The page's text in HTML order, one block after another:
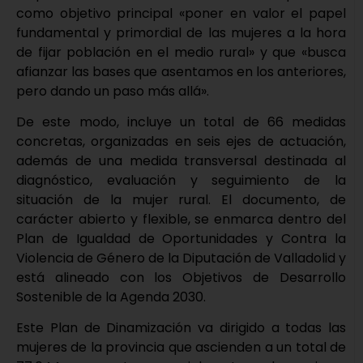
como objetivo principal «poner en valor el papel
fundamental y primordial de las mujeres a la hora
de fijar población en el medio rural» y que «busca
afianzar las bases que asentamos en los anteriores,
pero dando un paso más allá».
De este modo, incluye un total de 66 medidas
concretas, organizadas en seis ejes de actuación,
además de una medida transversal destinada al
diagnóstico, evaluación y seguimiento de la
situación de la mujer rural. El documento, de
carácter abierto y flexible, se enmarca dentro del
Plan de Igualdad de Oportunidades y Contra la
Violencia de Género de la Diputación de Valladolid y
está alineado con los Objetivos de Desarrollo
Sostenible de la Agenda 2030.
Este Plan de Dinamización va dirigido a todas las
mujeres de la provincia que ascienden a un total de